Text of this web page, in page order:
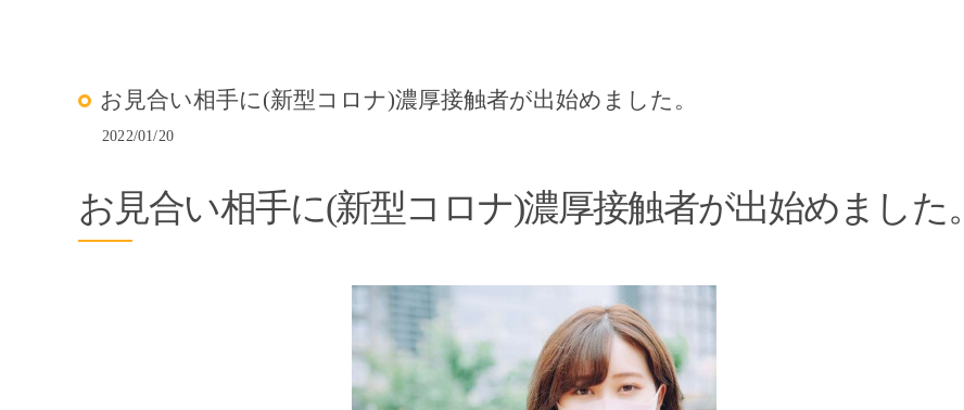
お見合い相手に(新型コロナ)濃厚接触者が出始めました。
2022/01/20
お見合い相手に(新型コロナ)濃厚接触者が出始めました。